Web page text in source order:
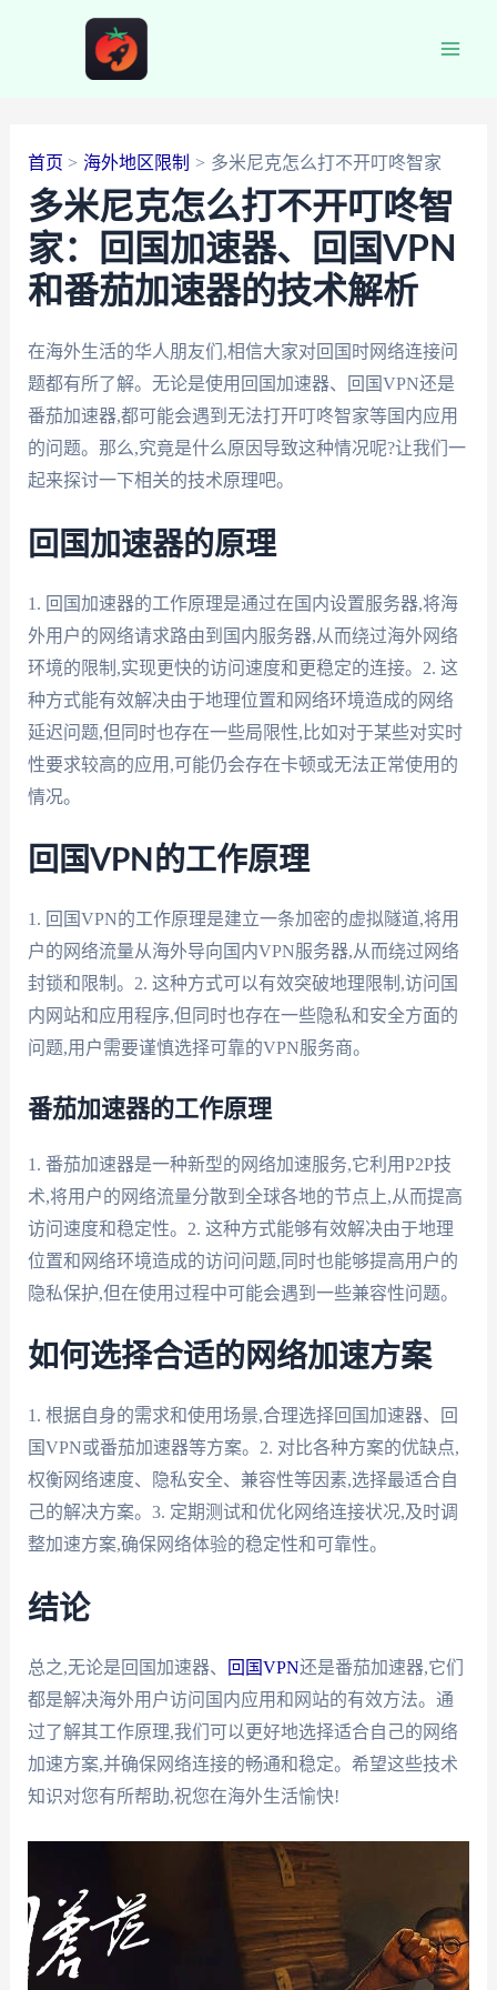
首页 海外地区限制 多米尼克怎么打不开叮咚智家
多米尼克怎么打不开叮咚智
家：回国加速器、回国VPN
和番茄加速器的技术解析
在海外生活的华人朋友们,相信大家对回国时网络连接问
题都有所了解。无论是使用回国加速器、回国VPN还是
番茄加速器,都可能会遇到无法打开叮咚智家等国内应用
的问题。那么,究竟是什么原因导致这种情况呢?让我们一
起来探讨一下相关的技术原理吧。
回国加速器的原理
1. 回国加速器的工作原理是通过在国内设置服务器,将海
外用户的网络请求路由到国内服务器,从而绕过海外网络
环境的限制,实现更快的访问速度和更稳定的连接。2. 这
种方式能有效解决由于地理位置和网络环境造成的网络
延迟问题,但同时也存在一些局限性,比如对于某些对实时
性要求较高的应用,可能仍会存在卡顿或无法正常使用的
情况。
回国VPN的工作原理
1. 回国VPN的工作原理是建立一条加密的虚拟隧道,将用
户的网络流量从海外导向国内VPN服务器,从而绕过网络
封锁和限制。2. 这种方式可以有效突破地理限制,访问国
内网站和应用程序,但同时也存在一些隐私和安全方面的
问题,用户需要谨慎选择可靠的VPN服务商。
番茄加速器的工作原理
1. 番茄加速器是一种新型的网络加速服务,它利用P2P技
术,将用户的网络流量分散到全球各地的节点上,从而提高
访问速度和稳定性。2. 这种方式能够有效解决由于地理
位置和网络环境造成的访问问题,同时也能够提高用户的
隐私保护,但在使用过程中可能会遇到一些兼容性问题。
如何选择合适的网络加速方案
1. 根据自身的需求和使用场景,合理选择回国加速器、回
国VPN或番茄加速器等方案。2. 对比各种方案的优缺点,
权衡网络速度、隐私安全、兼容性等因素,选择最适合自
己的解决方案。3. 定期测试和优化网络连接状况,及时调
整加速方案,确保网络体验的稳定性和可靠性。
结论
总之,无论是回国加速器、 回国VPN还是番茄加速器,它们
都是解决海外用户访问国内应用和网站的有效方法。通
过了解其工作原理,我们可以更好地选择适合自己的网络
加速方案,并确保网络连接的畅通和稳定。希望这些技术
知识对您有所帮助,祝您在海外生活愉快!